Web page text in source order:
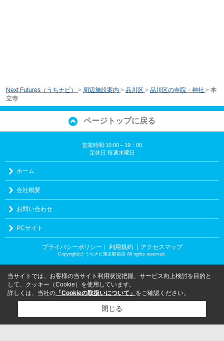
Next Futures（うちナビ） > 周辺施設案内 > 品川区 > 品川区の寺院・神社 > 本
立寺
ページトップに戻る
営業時間:10:00～19：00
定休日:毎週水曜日
ホーム
会社概要
お問い合わせ
PCサイト
プライバシーポリシー ｜ 利用規約 ｜アクセスマップ
Copyright(c) うちナビ東京駅前店 All rights reserved.
当サイトでは、お客様の当サイト利用状況把握、サービス向上検討を目的と
して、クッキー（Cookie）を使用しています。
詳しくは、当社の 「Cookieの取扱いについて」 をご確認ください。
閉じる